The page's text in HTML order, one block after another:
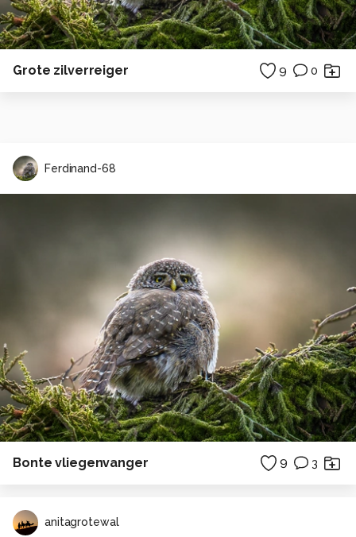
Grote zilverreiger 9 0
Ferdinand-68
Bonte vliegenvanger 9 3
anitagrotewal